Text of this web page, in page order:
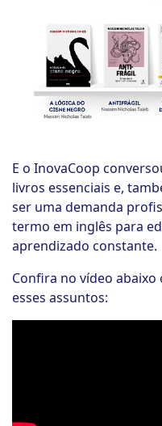
E o InovaCoop
livros essenciais e,
ser uma demanda
termo em inglês para
aprendizado constante.
Confira no vídeo
esses assuntos: